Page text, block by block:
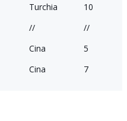
Turchia
10
//
//
Cina
5
Cina 7